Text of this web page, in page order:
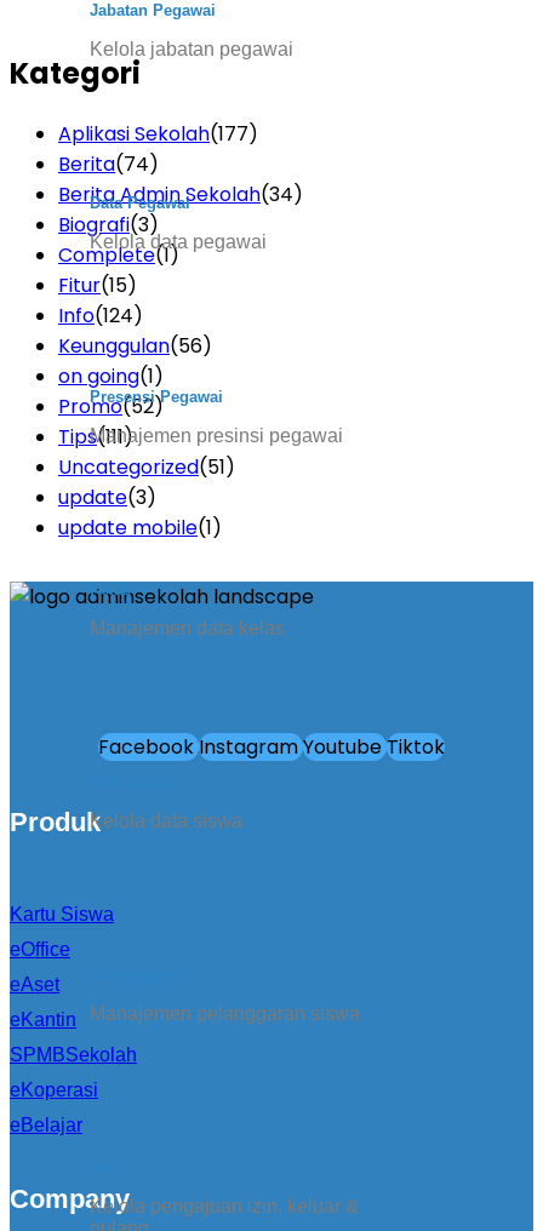
Jabatan Pegawai
Kelola jabatan pegawai
Data Pegawai
Kelola data pegawai
Presensi Pegawai
Manajemen presinsi pegawai
Kelas
Manajemen data kelas
Kelola data siswa
Manajemen pelanggaran siswa
Kelola pengajuan izin, keluar &
Kategori
Aplikasi Sekolah(177)
Berita(74)
Berita Admin Sekolah(34)
Biografi(3)
Complete(1)
Fitur(15)
Info(124)
Keunggulan(56)
on going(1)
Promo(52)
Tips(111)
Uncategorized(51)
update(3)
update mobile(1)
FacebookInstagramYoutubeTiktok
Produk
Kartu Siswa
eOffice
eAset
eKantin
SPMBSekolah
eKoperasi
eBelajar
Company